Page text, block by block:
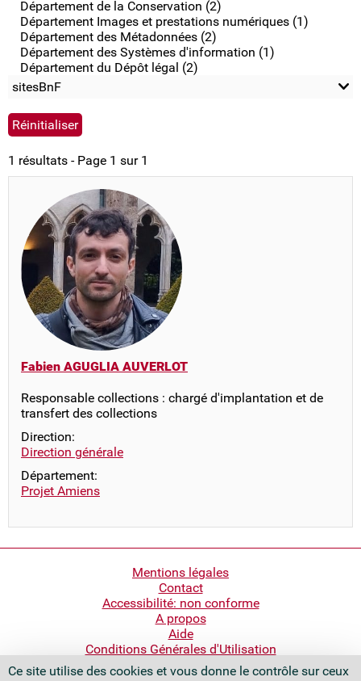
Ce site utilise des cookies et vous donne le contrôle sur ceux
Département de la Conservation (2)
Département Images et prestations numériques (1)
Département des Métadonnées (2)
Département des Systèmes d'information (1)
Département du Dépôt légal (2)
sitesBnF
1 résultats - Page 1 sur 1
Fabien AGUGLIA AUVERLOT
Responsable collections : chargé d'implantation et de
transfert des collections
Direction:
Direction générale
Département:
Projet Amiens
Mentions légales
Contact
Accessibilité: non conforme
A propos
Aide
Conditions Générales d'Utilisation
Bibliothèque nationale de France